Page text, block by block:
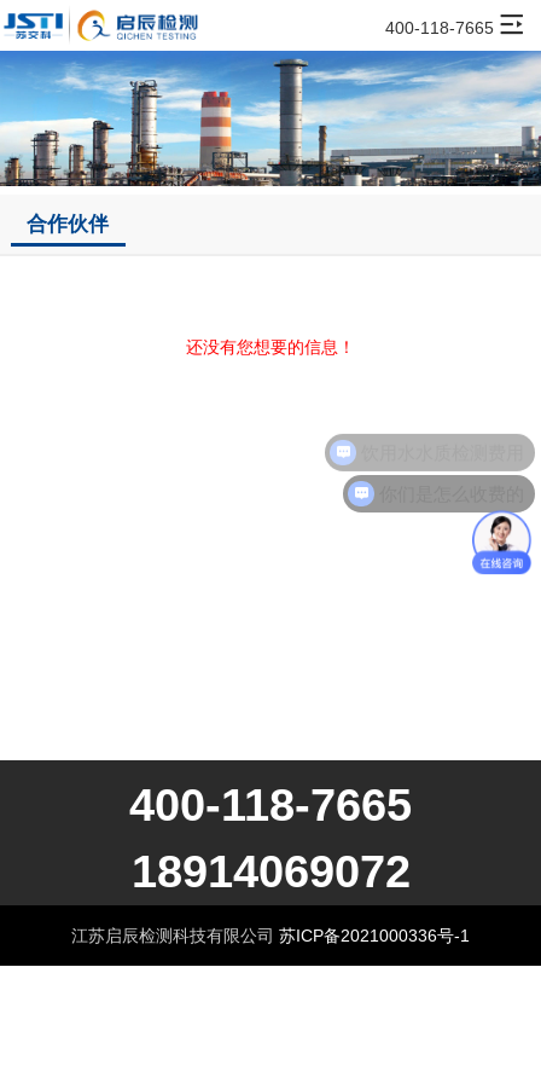
400-118-7665
合作伙伴
还没有您想要的信息！
400-118-7665
18914069072
江苏启辰检测科技有限公司 苏ICP备2021000336号-1